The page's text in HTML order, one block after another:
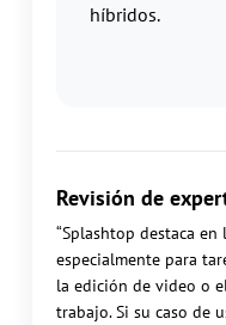
híbridos.
Revisión de
“Splashtop destaca
especialmente para
la edición de video o
trabajo. Si su caso de